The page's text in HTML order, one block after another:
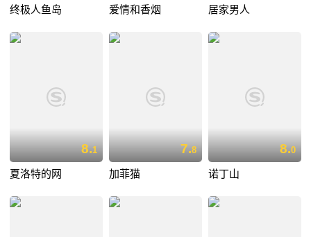
终极人鱼岛 爱情和香烟 居家男人
8.1
夏洛特的网
7.8
加菲猫
8.0
诺丁山